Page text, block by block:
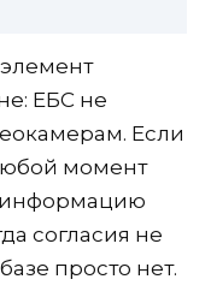
ЕБС не
Если
момент
информацию
согласия не
просто нет.